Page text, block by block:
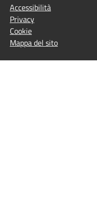
Accessibilità
Privacy
Cookie
Mappa del sito